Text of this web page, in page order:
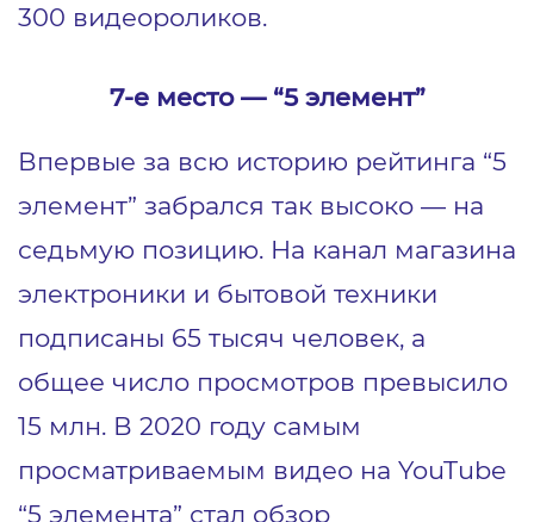
300 видеороликов.
7-е место ― “5 элемент”
Впервые за всю историю рейтинга “5
элемент” забрался так высоко ― на
седьмую позицию. На канал магазина
электроники и бытовой техники
подписаны 65 тысяч человек, а
общее число просмотров превысило
15 млн. В 2020 году самым
просматриваемым видео на YouTube
“5 элемента” стал обзор